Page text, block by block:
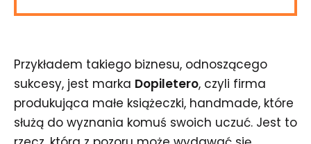
Przykładem takiego biznesu, odnoszącego
sukcesy, jest marka Dopiletero, czyli firma
produkująca małe książeczki, handmade, które
służą do wyznania komuś swoich uczuć. Jest to